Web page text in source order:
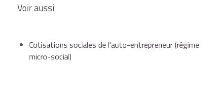
Voir aussi
Cotisations sociales de l'auto-entrepreneur (régime
micro-social)